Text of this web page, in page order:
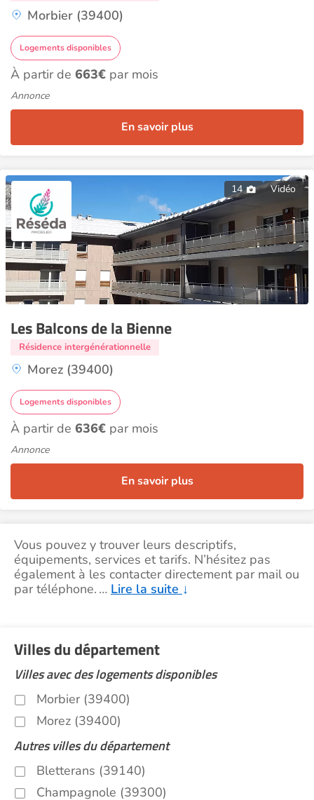
Morbier (39400)
Logements disponibles
À partir de 663€ par mois
Annonce
En savoir plus
14 Vidéo
Les Balcons de la Bienne
Résidence intergénérationnelle
Morez (39400)
Logements disponibles
À partir de 636€ par mois
Annonce
En savoir plus
Vous pouvez y trouver leurs descriptifs,
équipements, services et tarifs. N’hésitez pas
également à les contacter directement par mail ou
par téléphone. … Lire la suite ↓
Villes du département
Villes avec des logements disponibles
Morbier (39400)
Morez (39400)
Autres villes du département
Bletterans (39140)
Champagnole (39300)